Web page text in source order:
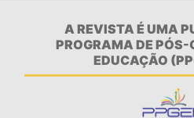
A REVISTA É UMA
PROGRAMA DE
EDUCAÇÃO